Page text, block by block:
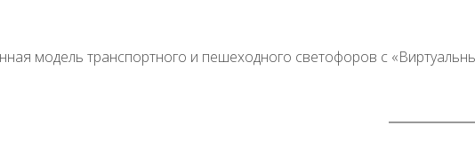
модель транспортного и пешеходного светофоров с